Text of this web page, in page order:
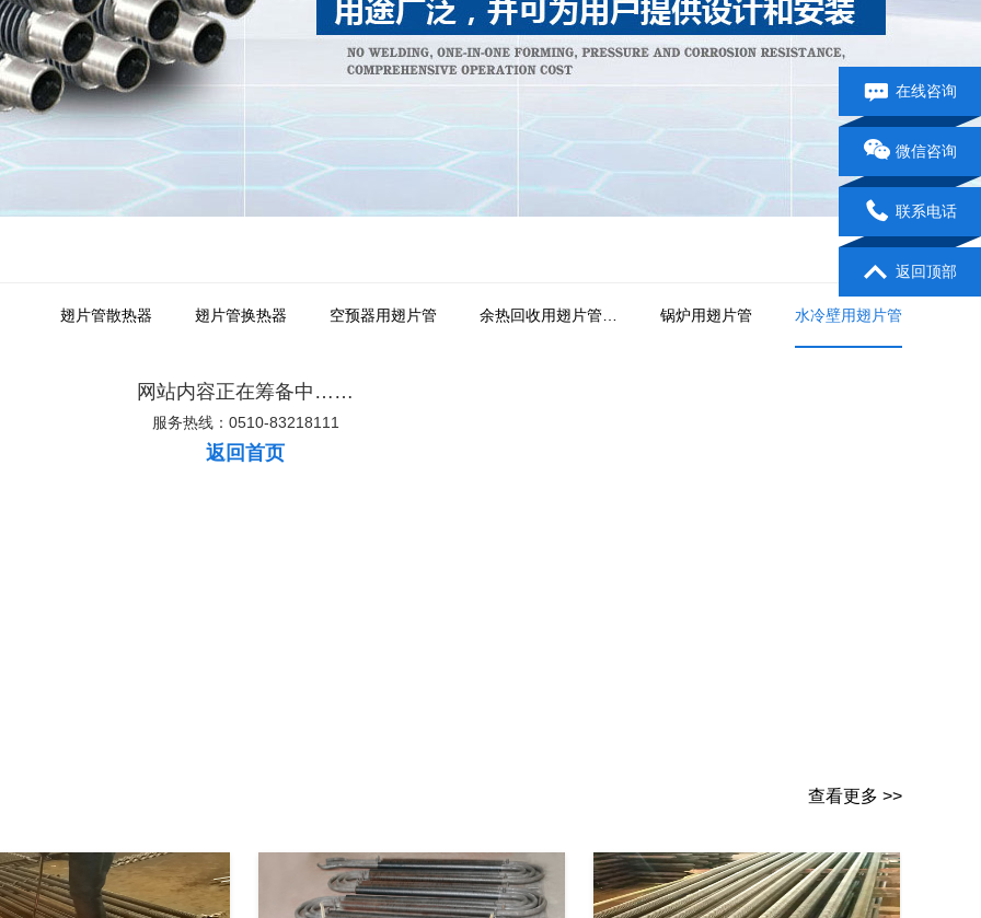
翅片管散热器 翅片管换热器 空预器用翅片管 余热回收用翅片管… 锅炉用翅片管 水冷壁用翅片管
网站内容正在筹备中……
服务热线：0510-83218111
返回首页
查看更多 >>
在线咨询
微信咨询
联系电话
返回顶部